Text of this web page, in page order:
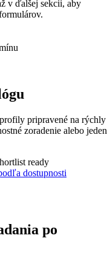
v ďalšej sekcii, aby
pripravené na rýchly
zoradenie alebo jeden
ready
dostupnosti
po